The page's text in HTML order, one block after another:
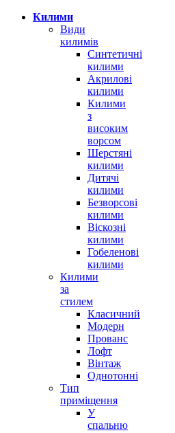
Килими
Види
килимів
Синтетичні
килими
Акрилові
килими
Килими
з
високим
ворсом
Шерстяні
килими
Дитячі
килими
Безворсові
килими
Віскозні
килими
Гобеленові
килими
Килими
за
стилем
Класичний
Модерн
Прованс
Лофт
Вінтаж
Однотонні
Тип
приміщення
У
спальню